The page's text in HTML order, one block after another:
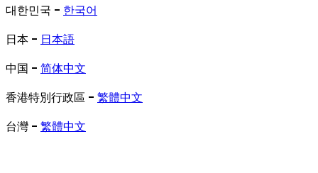
대한민국 - 한국어
日本 - 日本語
中国 - 简体中文
香港特別行政區 - 繁體中文
台灣 - 繁體中文